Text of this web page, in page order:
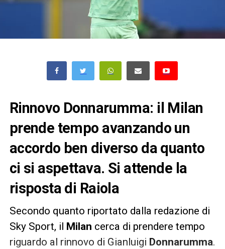
Rinnovo Donnarumma: il Milan
prende tempo avanzando un
accordo ben diverso da quanto
ci si aspettava. Si attende la
risposta di Raiola
Secondo quanto riportato dalla redazione di
Sky Sport, il
Milan cerca di prendere tempo
riguardo al rinnovo di Gianluigi Donnarumma.